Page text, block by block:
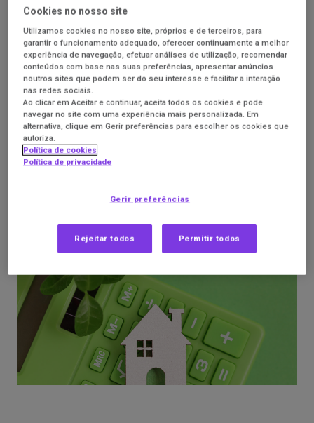
precisar de recorrer a crédito, existem propostas de
crédito pessoal para energias renováveis. Estas têm uma
taxa de juro máxima inferior à do crédito pessoal sem
finalidade, e prazos mais alargados.
Só pode recorrer a este tipo de crédito para comprar
equipamentos que produzam ou utilizem energias
renováveis. Em geral, inclui sistemas fotovoltaicos,
bombas de calor, pontos de carregamento de veículos
elétricos, janelas eficientes com classificação energética
A+, isolamento térmico e equipamentos de ar
Compare as condições dosprodutos das várias
Cookies no nosso site
Utilizamos cookies no nosso site, próprios e de terceiros, para
garantir o funcionamento adequado, oferecer continuamente a melhor
experiência de navegação, efetuar análises de utilização, recomendar
conteúdos com base nas suas preferências, apresentar anúncios
noutros sites que podem ser do seu interesse e facilitar a interação
nas redes sociais.
Ao clicar em Aceitar e continuar, aceita todos os cookies e pode
navegar no site com uma experiência mais personalizada. Em
alternativa, clique em Gerir preferências para escolher os cookies que
autoriza.
Política de cookies
Política de privacidade
Gerir preferências
Rejeitar todos Permitir todos